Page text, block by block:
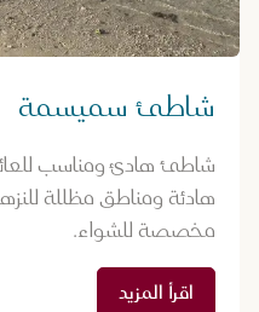
شاطئ سميسمة
شاطئ هادئ ومناسب
هادئة ومناطق مظللة
مخصصة للشواء.
اقرأ المزيد